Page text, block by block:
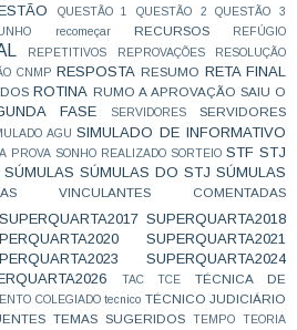
QUESTÃO 1 QUESTÃO 2 QUESTÃO 3
recomeçar RECURSOS REFÚGIO
REPETITIVOS REPROVAÇÕES
RESOLUÇÃO
CNMP RESPOSTA RESUMO RETA FINAL
ROTINA RUMO A APROVAÇÃO SAIU O
FASE SERVIDORES
SERVIDORES
AGU SIMULADO DE INFORMATIVO
PROVA SONHO REALIZADO SORTEIO STF STJ
SÚMULAS SÚMULAS DO STJ SÚMULAS
VINCULANTES COMENTADAS
SUPERQUARTA2017 SUPERQUARTA2018
SUPERQUARTA2021
SUPERQUARTA2024
TAC TCE
TÉCNICA DE
COLEGIADO tecnico TÉCNICO JUDICIÁRIO
TEMAS SUGERIDOS TEMPO
TEORIA